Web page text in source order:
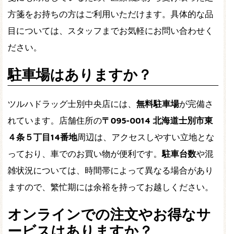
方箋をお持ちの方はご利用いただけます。具体的な品
目については、スタッフまでお気軽にお問い合わせく
ださい。
駐車場はありますか？
ツルハドラッグ士別中央店には、 無料駐車場が完備さ
れています。店舗住所の〒095-0014 北海道士別市東
４条５丁目14番地周辺は、アクセスしやすい立地とな
っており、車でのお買い物が便利です。駐車台数や混
雑状況については、時間帯によって異なる場合があり
ますので、繁忙期には余裕を持ってお越しください。
オンラインでの注文やお得なサ
ービスはありますか？